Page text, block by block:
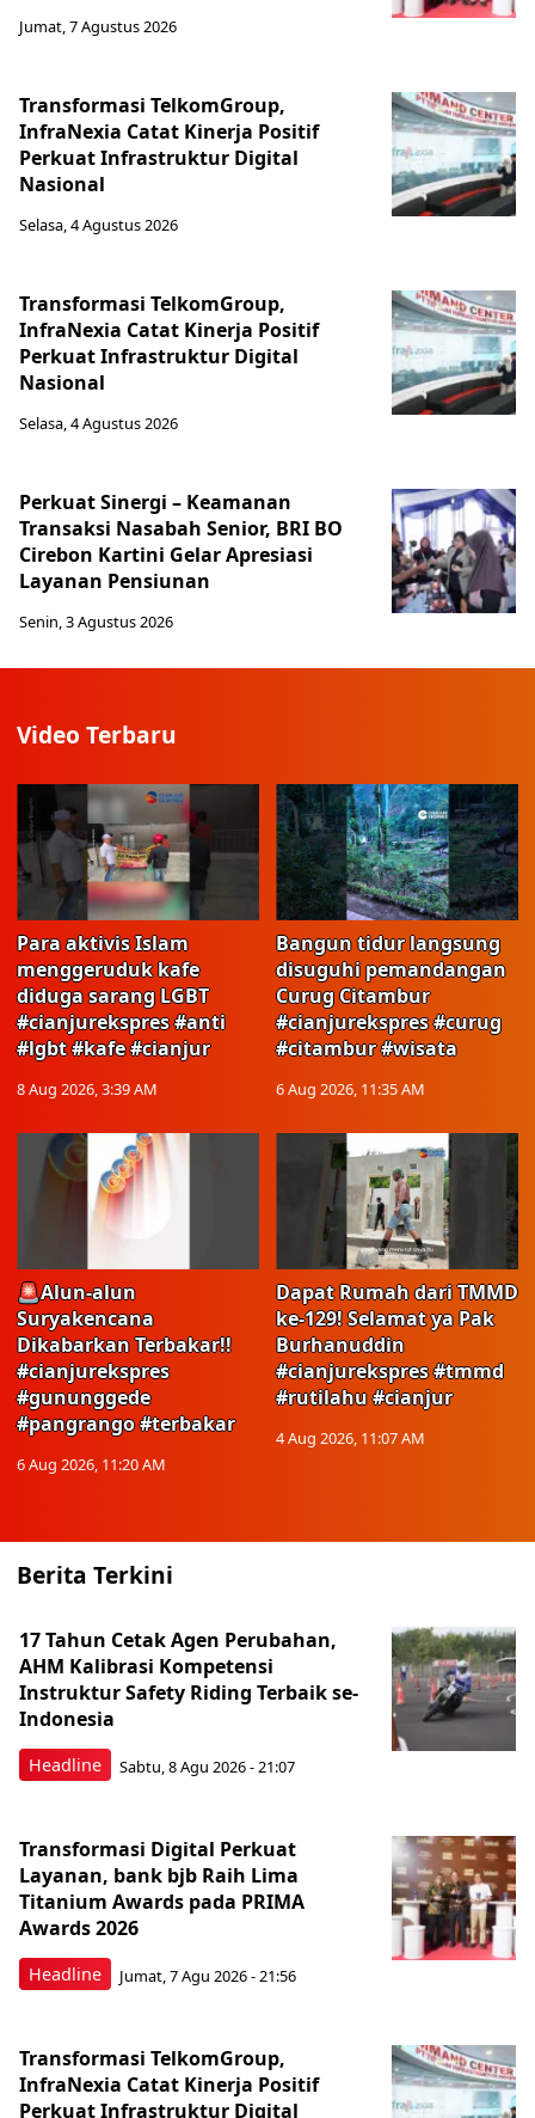
Jumat, 7 Agustus 2026
Transformasi TelkomGroup,
InfraNexia Catat Kinerja Positif
Perkuat Infrastruktur Digital
Nasional
Selasa, 4 Agustus 2026
Transformasi TelkomGroup,
InfraNexia Catat Kinerja Positif
Perkuat Infrastruktur Digital
Nasional
Selasa, 4 Agustus 2026
Perkuat Sinergi – Keamanan
Transaksi Nasabah Senior, BRI BO
Cirebon Kartini Gelar Apresiasi
Layanan Pensiunan
Senin, 3 Agustus 2026
Video Terbaru
Para aktivis Islam
menggeruduk kafe
diduga sarang LGBT
#cianjurekspres #anti
#lgbt #kafe #cianjur
8 Aug 2026, 3:39 AM
Bangun tidur langsung
disuguhi pemandangan
Curug Citambur
#cianjurekspres #curug
#citambur #wisata
6 Aug 2026, 11:35 AM
🚨Alun-alun
Suryakencana
Dikabarkan Terbakar!!
#cianjurekspres
#gununggede
#pangrango #terbakar
6 Aug 2026, 11:20 AM
Dapat Rumah dari TMMD
ke-129! Selamat ya Pak
Burhanuddin
#cianjurekspres #tmmd
#rutilahu #cianjur
4 Aug 2026, 11:07 AM
Berita Terkini
Headline
17 Tahun Cetak Agen Perubahan,
AHM Kalibrasi Kompetensi
Instruktur Safety Riding Terbaik se-
Indonesia
Sabtu, 8 Agu 2026 - 21:07
Headline
Transformasi Digital Perkuat
Layanan, bank bjb Raih Lima
Titanium Awards pada PRIMA
Awards 2026
Jumat, 7 Agu 2026 - 21:56
Transformasi TelkomGroup,
InfraNexia Catat Kinerja Positif
Perkuat Infrastruktur Digital